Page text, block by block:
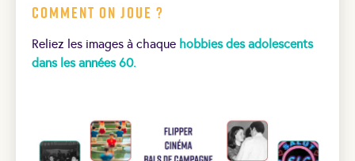
Comment on joue ?
Reliez les images à chaque hobbies des adolescents
dans les années 60.